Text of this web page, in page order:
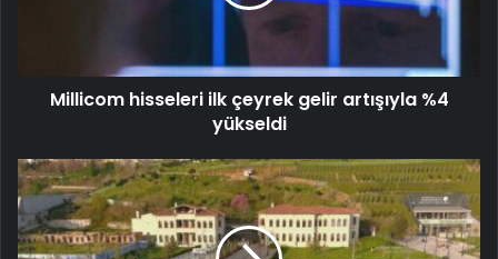
Millicom hisseleri ilk çeyrek gelir artışıyla %4
yükseldi